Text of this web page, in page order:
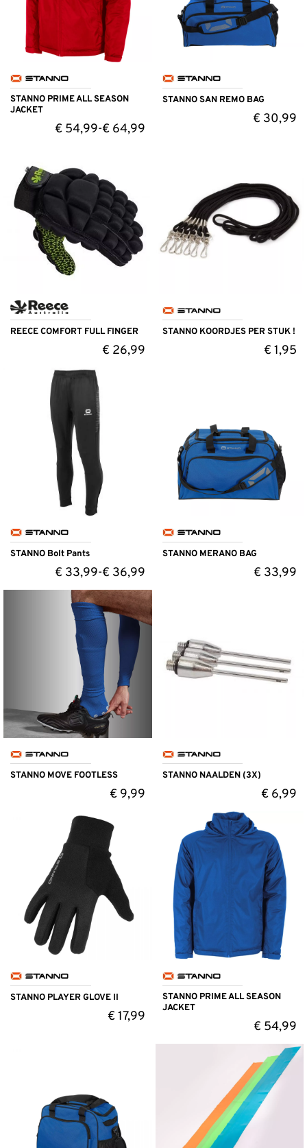
STANNO PRIME ALL SEASON
JACKET
€54,99-€64,99
STANNO SAN REMO BAG
€ 30,99
REECE COMFORT FULL FINGER
€26,99
STANNO KOORDJES PER STUK !
€1,95
STANNO Bolt Pants
€33,99-€36,99
STANNO MERANO BAG
€ 33,99
STANNO MOVE FOOTLESS
€9,99
STANNO NAALDEN (3X)
€ 6,99
STANNO PLAYER GLOVE II
€17,99
STANNO PRIME ALL SEASON
JACKET
€ 54,99